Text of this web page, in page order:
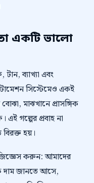
একটি ভালো
ব্যাখ্যা এবং
সিস্টেমেও একই
মাঝখানে প্রাসঙ্গিক
এই গল্পের প্রবাহ না
হয়।
করুন: আমাদের
দাম জানতে আসে,